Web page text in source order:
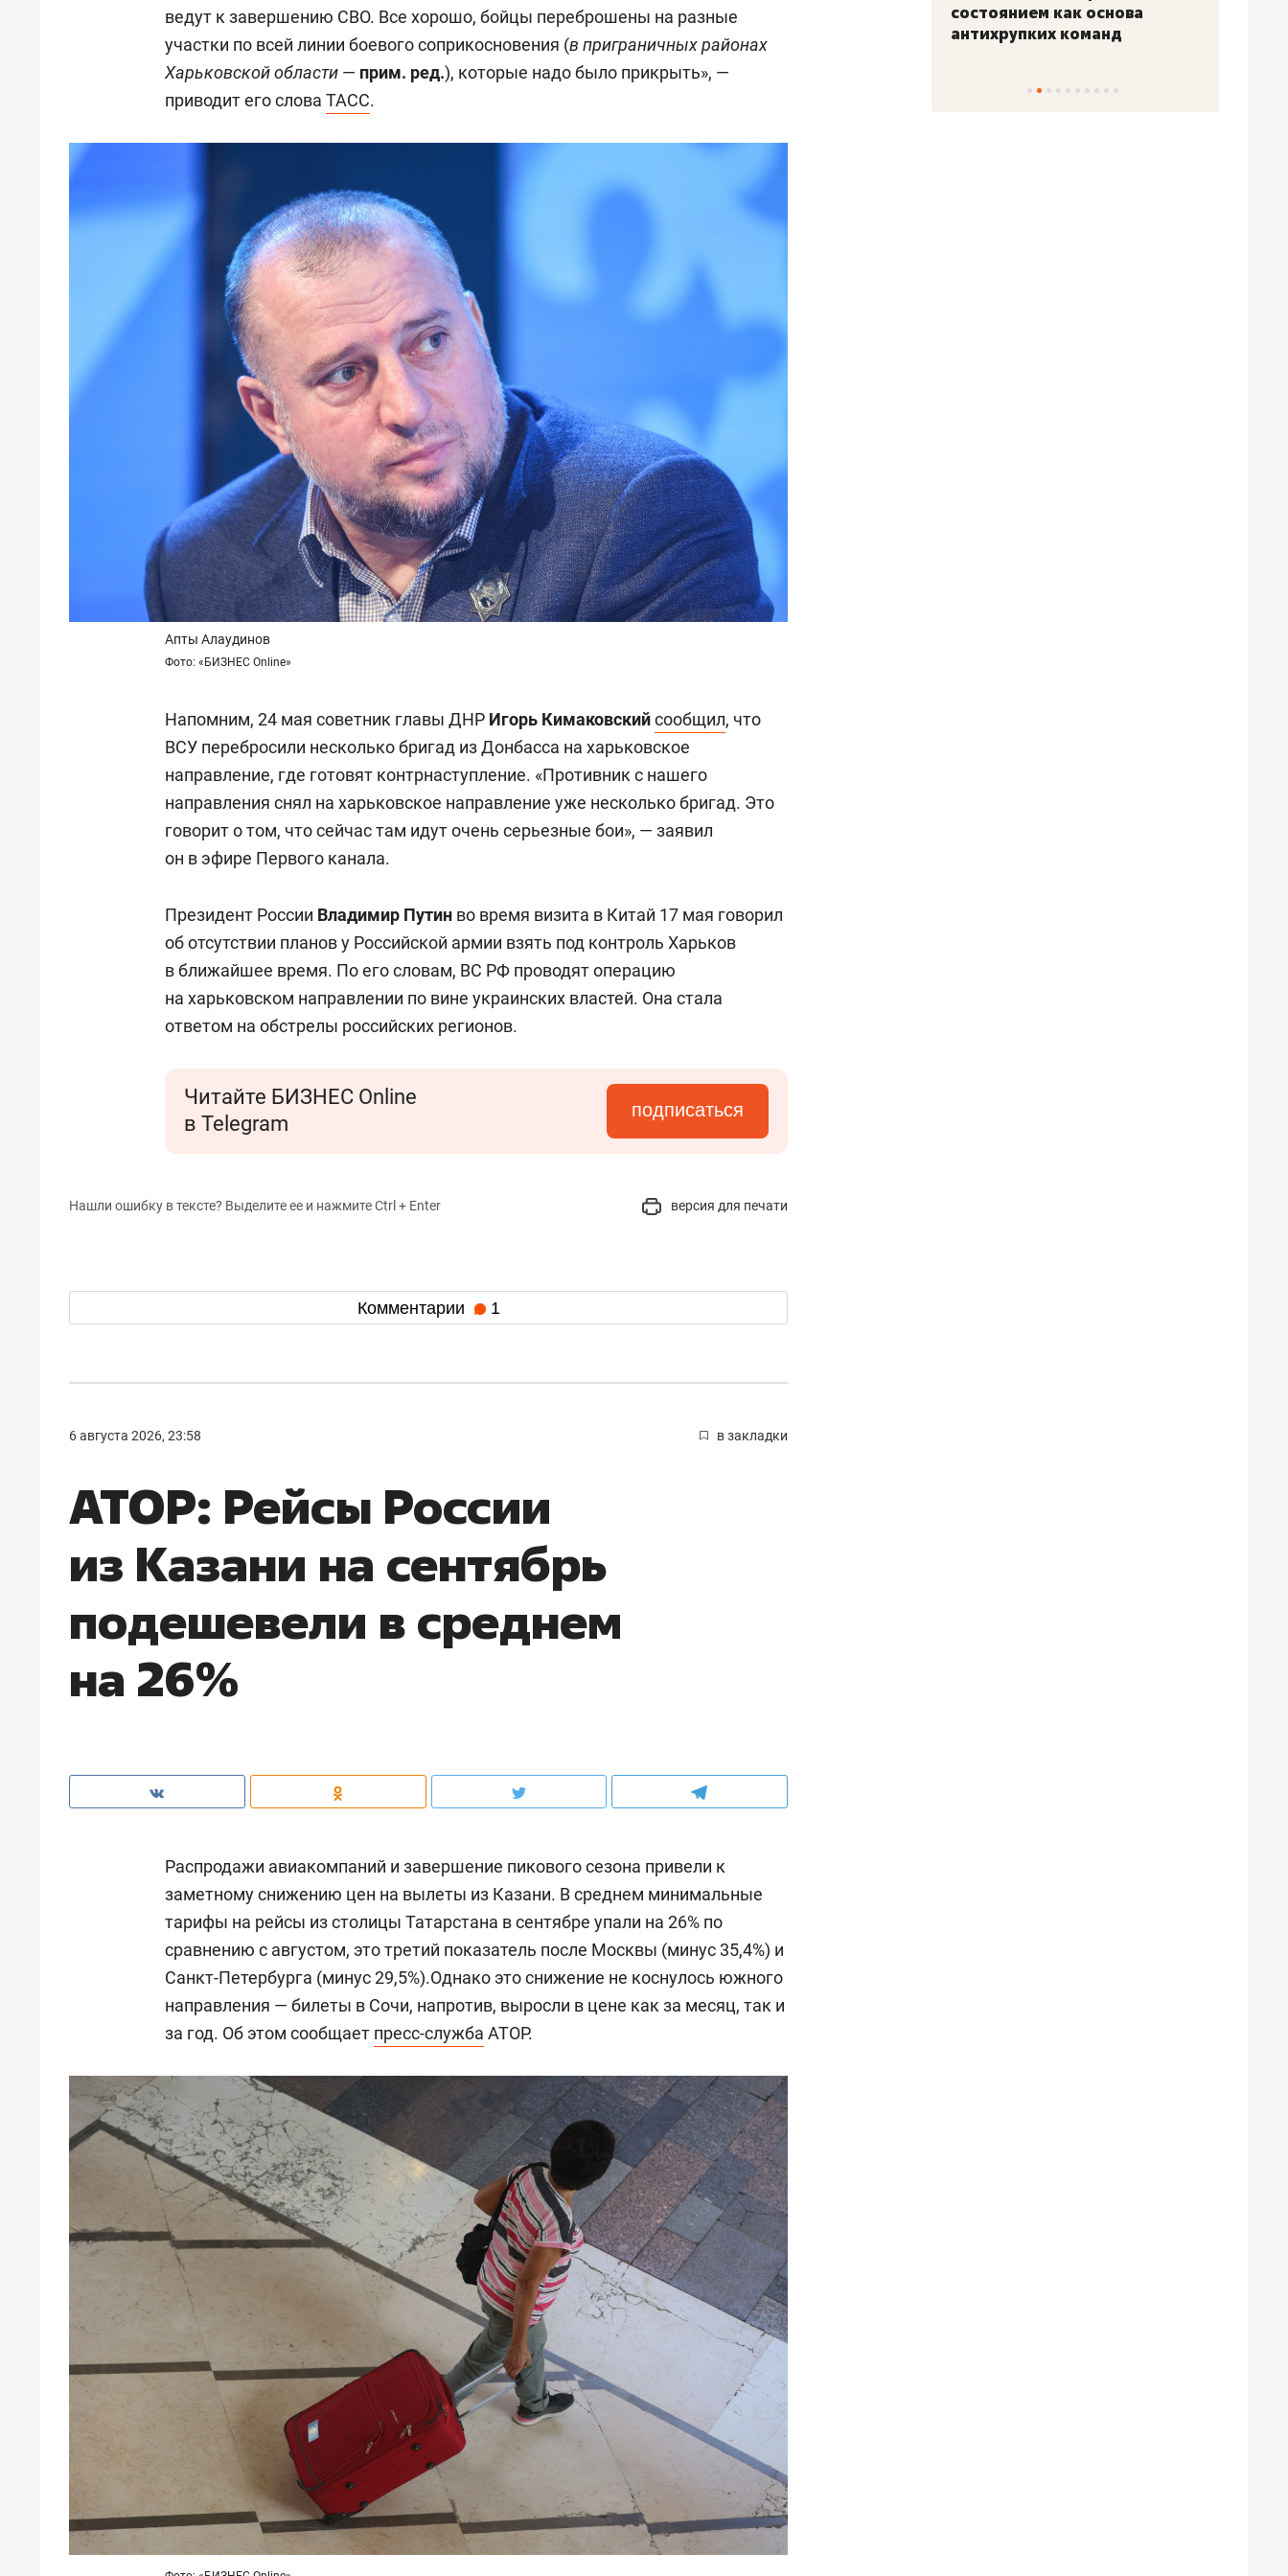
ведут к завершению СВО. Все хорошо, бойцы переброшены на разные
участки по всей линии боевого соприкосновения (в приграничных районах
Харьковской области — прим. ред.), которые надо было прикрыть», —
приводит его слова ТАСС.
Апты Алаудинов
Фото: «БИЗНЕС Online»
Напомним, 24 мая советник главы ДНР Игорь Кимаковскийсообщил, что
ВСУ перебросили несколько бригад из Донбасса на харьковское
направление, где готовят контрнаступление. «Противник с нашего
направления снял на харьковское направление уже несколько бригад. Это
говорит о том, что сейчас там идут очень серьезные бои», — заявил
он в эфире Первого канала.
Президент России Владимир Путин во время визита в Китай 17 мая говорил
об отсутствии планов у Российской армии взять под контроль Харьков
в ближайшее время. По его словам, ВС РФ проводят операцию
на харьковском направлении по вине украинских властей. Она стала
ответом на обстрелы российских регионов.
Читайте БИЗНЕС Online
в Telegram
подписаться
Нашли ошибку в тексте? Выделите ее и нажмите Ctrl + Enter версия для печати
Комментарии 1
6 августа 2026, 23:58 в закладки
АТОР: Рейсы России
из Казани на сентябрь
подешевели в среднем
на 26%
Распродажи авиакомпаний и завершение пикового сезона привели к
заметному снижению цен на вылеты из Казани. В среднем минимальные
тарифы на рейсы из столицы Татарстана в сентябре упали на 26% по
сравнению с августом, это третий показатель после Москвы (минус 35,4%) и
Санкт-Петербурга (минус 29,5%).Однако это снижение не коснулось южного
направления — билеты в Сочи, напротив, выросли в цене как за месяц, так и
за год. Об этом сообщает пресс-служба АТОР.
состоянием как основа
антихрупких команд
«Гонка Героев»